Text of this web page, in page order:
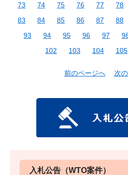
73
74 75 76 77 78
83
84 85 86 87 88
93
94 95 96 97
102
103 104 105
前のページへ 次
入札公告（WTO案件）